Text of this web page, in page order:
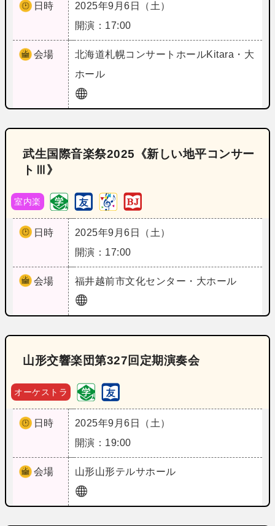
日時
2025年9月6日（土）
開演：17:00
会場 北海道札幌コンサートホールKitara・大
ホール
武生国際音楽祭2025《新しい地平コンサー
トⅢ》
室内楽
日時
2025年9月6日（土）
開演：17:00
会場 福井越前市文化センター・大ホール
山形交響楽団第327回定期演奏会
オーケストラ
日時
2025年9月6日（土）
開演：19:00
会場 山形山形テルサホール